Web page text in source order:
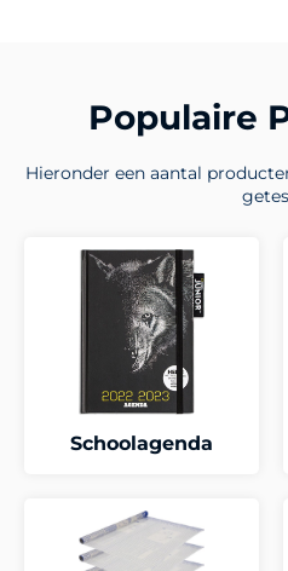
Populaire
Hieronder een aantal
Schoolagenda